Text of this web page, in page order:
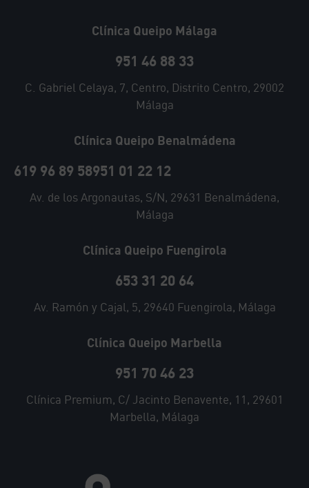
Clínica Queipo Málaga
951 46 88 33
C. Gabriel Celaya, 7, Centro, Distrito Centro, 29002
Málaga
Clínica Queipo Benalmádena
619 96 89 58951 01 22 12
Av. de los Argonautas, S/N, 29631 Benalmádena,
Málaga
Clínica Queipo Fuengirola
653 31 20 64
Av. Ramón y Cajal, 5, 29640 Fuengirola, Málaga
Clínica Queipo Marbella
951 70 46 23
Clínica Premium, C/ Jacinto Benavente, 11, 29601
Marbella, Málaga